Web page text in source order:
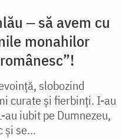
‒ să avem cu
monahilor
slobozind
curate și fierbinți. I-au
iubit pe Dumnezeu,
și se...